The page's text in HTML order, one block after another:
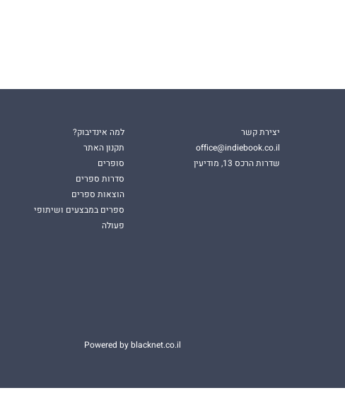
יצירת קשר
office@indiebook.co.il
שדרות הרכס 13, מודיעין
למה אינדיבוק?
תקנון האתר
סופרים
סדרות ספרים
הוצאות ספרים
ספרים במבצעים ושיתופי
פעולה
Powered by blacknet.co.il